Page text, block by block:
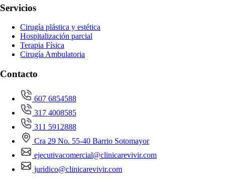
Servicios
Cirugía plástica y estética
Hospitalización parcial
Terapia Física
Cirugía Ambulatoria
Contacto
607 6854588
317 4008585
311 5912888
Cra 29 No. 55-40 Barrio Sotomayor
ejecutivacomercial@clinicarevivir.com
juridico@clinicarevivir.com